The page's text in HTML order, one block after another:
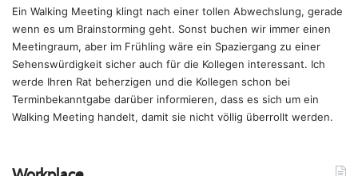
t
:
Ein Walking Meeting klingt nach einer tollen Abwechslung, gerade
wenn es um Brainstorming geht. Sonst buchen wir immer einen
Meetingraum, aber im Frühling wäre ein Spaziergang zu einer
Sehenswürdigkeit sicher auch für die Kollegen interessant. Ich
werde Ihren Rat beherzigen und die Kollegen schon bei
Terminbekanntgabe darüber informieren, dass es sich um ein
Walking Meeting handelt, damit sie nicht völlig überrollt werden.